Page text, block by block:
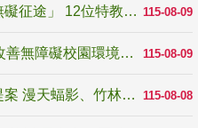
115-08-09
青年百億海外圓夢基金計畫「無礙征途」 12位特教與弱勢青年勇闖西班牙 跨越感官限制見證生命蛻變
115-08-09
國教署補助22縣市積極推動「改善無障礙校園環境計畫」 打造友善、安全、無礙學習空間
115-08-08
青年壯遊點精選夏夜限定避暑提案 漫天蝠影、竹林尋蛙、茶香夜觀 邀青年暮色出發